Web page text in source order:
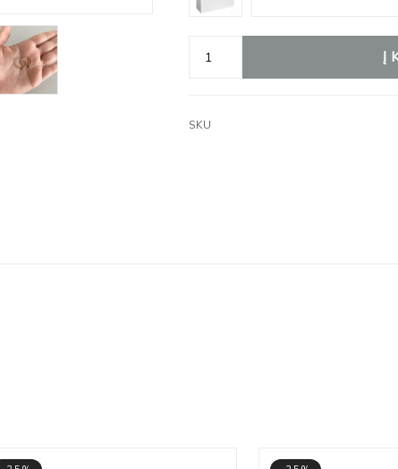
Į
SKU